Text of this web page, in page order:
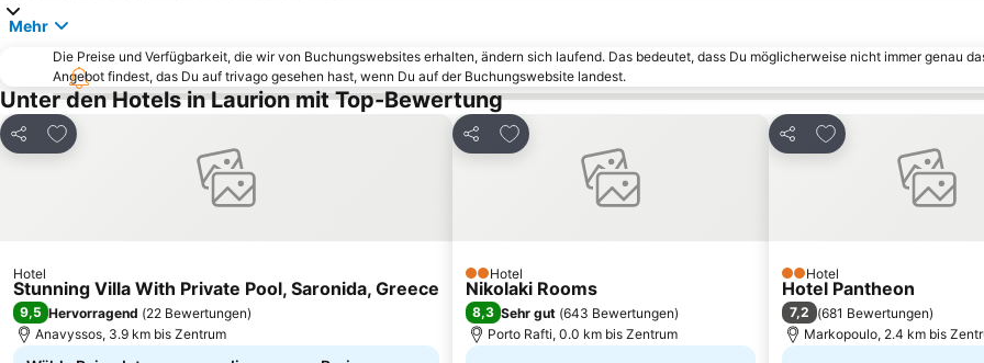
Mehr
Die Preise und Verfügbarkeit, die wir von Buchungswebsites erhalten, ändern sich laufend. Das bedeutet, dass Du möglicherweise nicht immer genau
Angebot findest, das Du auf trivago gesehen hast, wenn Du auf der Buchungswebsite landest.
Unter den Hotels in Laurion mit Top-Bewertung
Teilen
Zu Favoriten hinzufügen
Hotel
Stunning Villa With Private Pool, Saronida, Greece
9,5 Hervorragend (22 Bewertungen)
Anavyssos, 3.9 km bis Zentrum
Teilen
Zu Favoriten hinzufügen
2 Sterne
Hotel
Nikolaki Rooms
8,3 Sehr gut (643 Bewertungen)
Porto Rafti, 0.0 km bis Zentrum
Teilen
Zu Favoriten
2 Sterne
Hotel
Hotel Pantheon
7,2 (681 Bewertungen)
Markopoulo, 2.4 km bis